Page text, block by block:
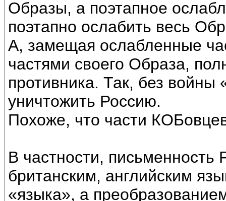
Образы, а поэтапное
поэтапно ослабить весь
А, замещая ослабленные
частями своего Образа,
противника. Так, без войны
уничтожить Россию.
Похоже, что части
В частности, письменность
британским, английским
«языка», а